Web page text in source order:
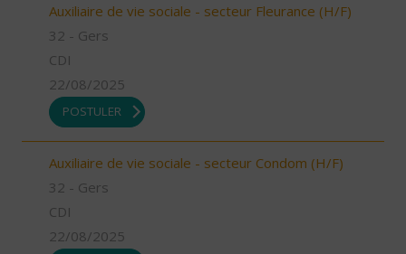
Auxiliaire de vie sociale - secteur Fleurance (H/F)
32 - Gers
CDI
22/08/2025
POSTULER
Auxiliaire de vie sociale - secteur Condom (H/F)
32 - Gers
CDI
22/08/2025